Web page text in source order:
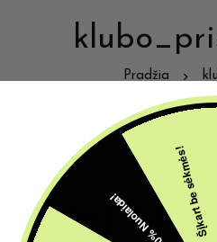
Pradžia
Kodėl10% Nuolaida!Šįkart be sėkmės!